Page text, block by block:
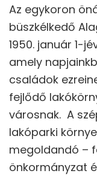
Az egykoron
büszkélkedő
1950. január 1-
amely
családok
fejlődő
városnak. A
lakóparki
megoldandó –
önkormányzat